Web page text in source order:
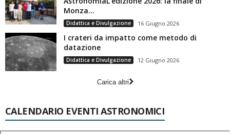
Monza...
Didattica e Divulgazione 16 Giugno 2026
I crateri da impatto come metodo di
datazione
Didattica e Divulgazione 12 Giugno 2026
Carica altri
CALENDARIO EVENTI ASTRONOMICI